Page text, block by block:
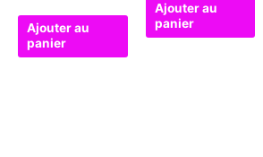
Ajouter au
panier
Ajouter au
panier